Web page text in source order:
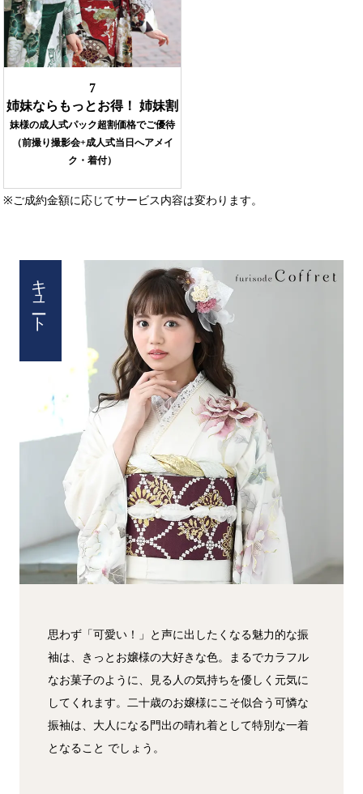
7
姉妹ならもっとお得！ 姉妹割
妹様の成人式パック超割価格でご優待
（前撮り撮影会+成人式当日へアメイ
ク・着付）
※ご成約金額に応じてサービス内容は変わります。
キュート
思わず「可愛い！」と声に出したくなる魅力的な振
袖は、きっとお嬢様の大好きな色。まるでカラフル
なお菓子のように、見る人の気持ちを優しく元気に
してくれます。二十歳のお嬢様にこそ似合う可憐な
振袖は、大人になる門出の晴れ着として特別な一着
となること でしょう。